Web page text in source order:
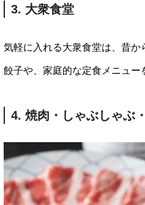
3. 大衆食堂
気軽に入れる大衆食堂は、昔
餃子や、家庭的な定食メニュー
4. 焼肉・しゃぶしゃぶ